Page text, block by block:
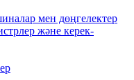
мен дөңгелектер
және керек-